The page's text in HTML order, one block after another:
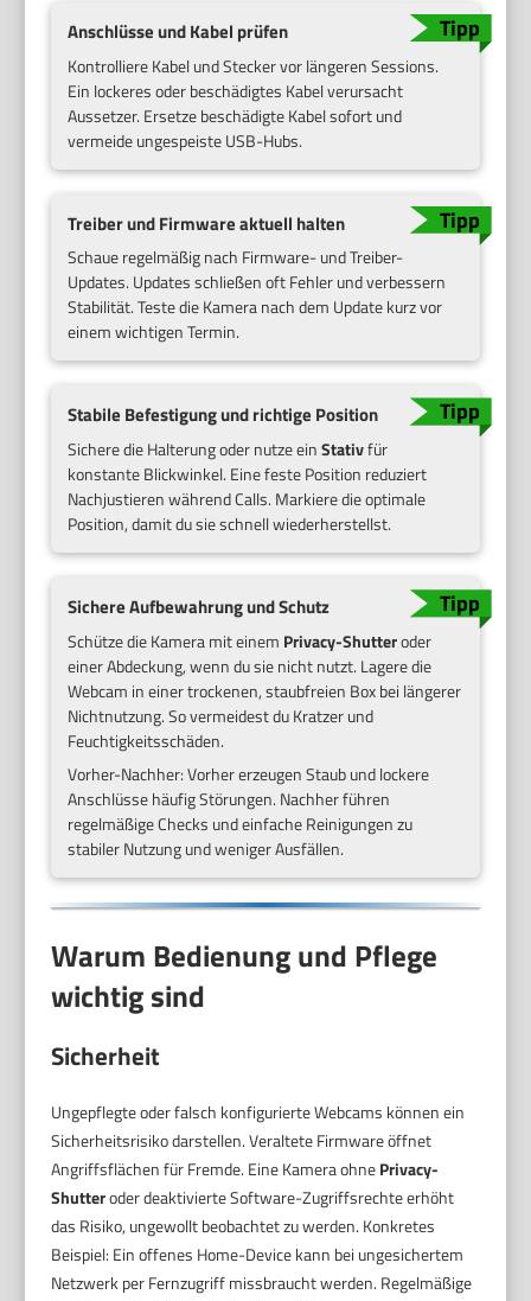
Anschlüsse und Kabel prüfen
Kontrolliere Kabel und Stecker vor längeren Sessions.
Ein lockeres oder beschädigtes Kabel verursacht
Aussetzer. Ersetze beschädigte Kabel sofort und
vermeide ungespeiste USB-Hubs.
Treiber und Firmware aktuell halten
Schaue regelmäßig nach Firmware- und Treiber-
Updates. Updates schließen oft Fehler und verbessern
Stabilität. Teste die Kamera nach dem Update kurz vor
einem wichtigen Termin.
Stabile Befestigung und richtige Position
Sichere die Halterung oder nutze einStativfür
konstante Blickwinkel. Eine feste Position reduziert
Nachjustieren während Calls. Markiere die optimale
Position, damit du sie schnell wiederherstellst.
Sichere Aufbewahrung und Schutz
Schütze die Kamera mit einem Privacy-Shutteroder
einer Abdeckung, wenn du sie nicht nutzt. Lagere die
Webcam in einer trockenen, staubfreien Box bei längerer
Nichtnutzung. So vermeidest du Kratzer und
Feuchtigkeitsschäden.
Vorher-Nachher: Vorher erzeugen Staub und lockere
Anschlüsse häufig Störungen. Nachher führen
regelmäßige Checks und einfache Reinigungen zu
stabiler Nutzung und weniger Ausfällen.
Warum Bedienung und Pflege
wichtig sind
Sicherheit
Ungepflegte oder falsch konfigurierte Webcams können ein
Sicherheitsrisiko darstellen. Veraltete Firmware öffnet
Angriffsflächen für Fremde. Eine Kamera ohnePrivacy-
Shutteroder deaktivierte Software-Zugriffsrechte erhöht
das Risiko, ungewollt beobachtet zu werden. Konkretes
Beispiel: Ein offenes Home-Device kann bei ungesichertem
Netzwerk per Fernzugriff missbraucht werden. Regelmäßige